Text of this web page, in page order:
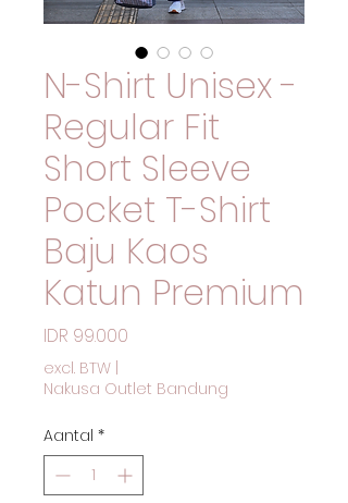
N-Shirt Unisex -
Regular Fit
Short Sleeve
Pocket T-Shirt
Baju Kaos
Katun Premium
IDR 99.000
excl. BTW
Nakusa Outlet Bandung
Aantal *